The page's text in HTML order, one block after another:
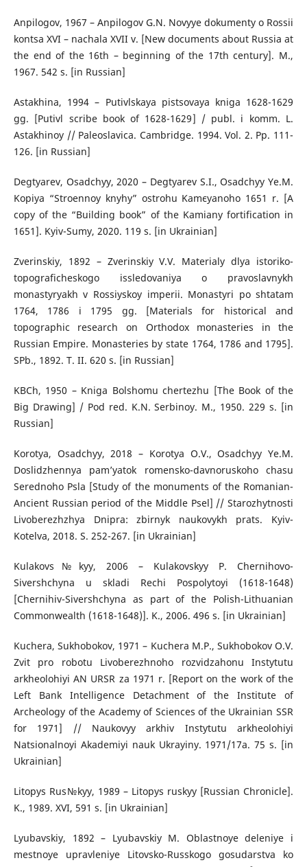
Anpilogov, 1967 – Anpilogov G.N. Novyye dokumenty o Rossii
kontsa XVI – nachala XVII v. [New documents about Russia at
the end of the 16th – beginning of the 17th century]. M.,
1967. 542 s. [in Russian]
Astakhina, 1994 – Putivlskaya pistsovaya kniga 1628-1629
gg. [Putivl scribe book of 1628-1629] / publ. i komm. L.
Astakhinoy // Paleoslavica. Cambridge. 1994. Vol. 2. Pp. 111-
126. [in Russian]
Degtyarev, Osadchyy, 2020 – Degtyarev S.I., Osadchyy Ye.M.
Kopiya “Stroennoy knyhy” ostrohu Kamєyanoho 1651 r. [A
copy of the “Building book” of the Kamiany fortification in
1651]. Kyiv-Sumy, 2020. 119 s. [in Ukrainian]
Zverinskiy, 1892 – Zverinskiy V.V. Materialy dlya istoriko-
topograficheskogo issledovaniya o pravoslavnykh
monastyryakh v Rossiyskoy imperii. Monastyri po shtatam
1764, 1786 i 1795 gg. [Materials for historical and
topographic research on Orthodox monasteries in the
Russian Empire. Monasteries by state 1764, 1786 and 1795].
SPb., 1892. T. II. 620 s. [in Russian]
KBCh, 1950 – Kniga Bolshomu chertezhu [The Book of the
Big Drawing] / Pod red. K.N. Serbinoy. M., 1950. 229 s. [in
Russian]
Korotya, Osadchyy, 2018 – Korotya O.V., Osadchyy Ye.M.
Doslidzhennya pam’yatok romensko-davnoruskoho chasu
Serednoho Psla [Study of the monuments of the Romanian-
Ancient Russian period of the Middle Psel] // Starozhytnosti
Livoberezhzhya Dnipra: zbirnyk naukovykh prats. Kyiv-
Kotelva, 2018. S. 252-267. [in Ukrainian]
Kulakovs№kyy, 2006 – Kulakovskyy P. Chernihovo-
Sivershchyna u skladi Rechi Pospolytoyi (1618-1648)
[Chernihiv-Sivershchyna as part of the Polish-Lithuanian
Commonwealth (1618-1648)]. K., 2006. 496 s. [in Ukrainian]
Kuchera, Sukhobokov, 1971 – Kuchera M.P., Sukhobokov O.V.
Zvit pro robotu Livoberezhnoho rozvidzahonu Instytutu
arkheolohiyi AN URSR za 1971 r. [Report on the work of the
Left Bank Intelligence Detachment of the Institute of
Archeology of the Academy of Sciences of the Ukrainian SSR
for 1971] // Naukovyy arkhiv Instytutu arkheolohiyi
Natsionalnoyi Akademiyi nauk Ukrayiny. 1971/17a. 75 s. [in
Ukrainian]
Litopys Rus№kyy, 1989 – Litopys ruskyy [Russian Chronicle].
K., 1989. XVI, 591 s. [in Ukrainian]
Lyubavskiy, 1892 – Lyubavskiy M. Oblastnoye deleniye i
mestnoye upravleniye Litovsko-Russkogo gosudarstva ko